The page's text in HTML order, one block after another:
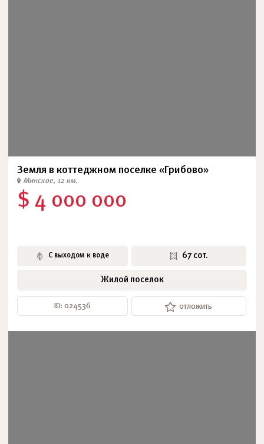
Земля в коттеджном поселке «Грибово»
Минское, 12 км.
$ 4 000 000
С выходом к воде 67 сот.
Жилой поселок
ID: 024536 отложить